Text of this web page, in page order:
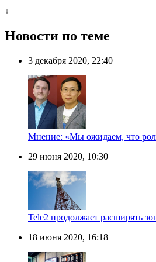
↓
Новости по теме
3 декабря 2020, 22:40
Мнение: «Мы ожидаем, что
29 июня 2020, 10:30
Tele2 продолжает расширять
18 июня 2020, 16:18